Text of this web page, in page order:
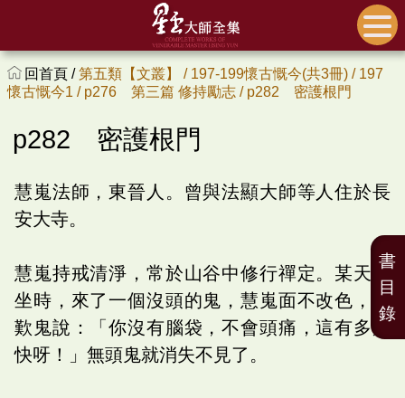
回首頁 /第五類【文叢】 / 197-199懷古慨今(共3冊) / 197
懷古慨今1 / p276 第三篇 修持勵志 / p282 密護根門
p282 密護根門
慧嵬法師，東晉人。曾與法顯大師等人住於長
安大寺。
慧嵬持戒清淨，常於山谷中修行禪定。某天打
坐時，來了一個沒頭的鬼，慧嵬面不改色，讚
歎鬼說：「你沒有腦袋，不會頭痛，這有多痛
快呀！」無頭鬼就消失不見了。
書
目
錄